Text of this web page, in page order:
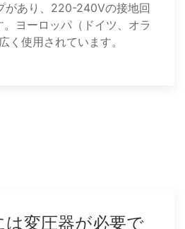
があり、220-240Vの接地回
ヨーロッパ（ドイツ、オラ
く使用されています。
は変圧器が必要で